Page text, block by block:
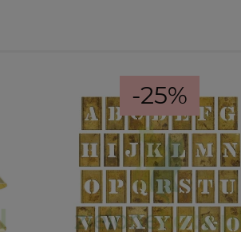
-25%